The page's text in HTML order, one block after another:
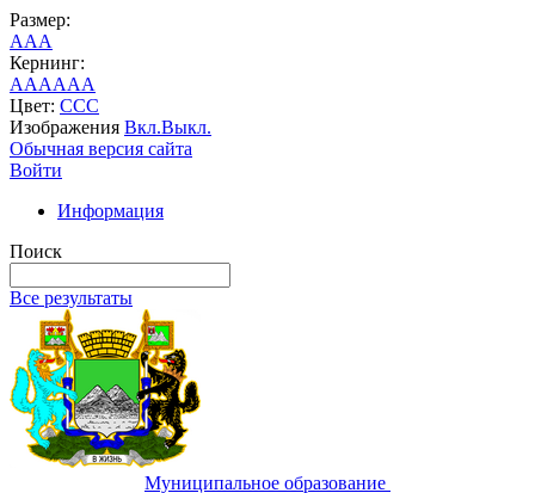
Размер:
AAA
Кернинг:
AAAAAA
Цвет: CCC
Изображения Вкл.Выкл.
Обычная версия сайта
Войти
Информация
Поиск
Все результаты
Муниципальное образование